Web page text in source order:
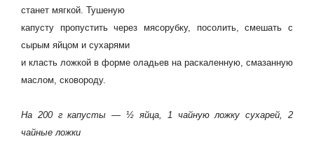
станет мягкой. Тушеную
капусту пропустить через мясорубку, посолить, смешать с
сырым яйцом и сухарями
и класть ложкой в форме оладьев на раскаленную, смазанную
маслом, сковороду.
На 200 г капусты — ½ яйца, 1 чайную ложку сухарей, 2
чайные ложки